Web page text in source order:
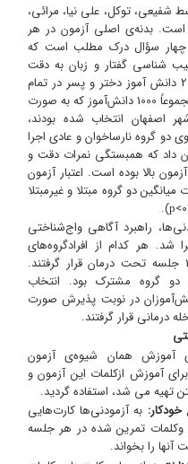
شفیعی، توکل، علی نیا، مرائی،
ساخته شده است. بدنه‌ی اصلی آزمون در هر
سؤال درک مطلب است که
شناسی گفتار و زبان به دقت
کنترل شده است. این آزمون بر روی 200 دانش آموز دختر و پسر در تمام
پایه های اول تا پنجم مقطع ابتدایی و مجموعاً 1000 دانش‌آموز که به صورت
اصفهان انتخاب شده بودند،
دو گروه نارساخوان و عادی اجرا
داد که همبستگی نمرات دقت و
بالا بوده است. اعتبار آزمون
77/0 است و تفاوت میانگین دو گروه مبتلا و غیرمبتلا
p
).
راهبرد آگاهی واج‌شناختی
هر کدام از افرادگروه‌های
آزمایش به صورت انفرادی به میزان 14 جلسه تحت درمان قرار گرفتند.
گروه مشترک بود. انتخاب
در نوبت پذیرش صورت
درمانی قرار گرفتند.
آموزش همان شیوه‌ی آزمون
فراهانی (2005) بود و برای آموزش ازکلمات این آزمون و
تهیه می شد، استفاده گردید.
به آزمودنی‌ها کارت‌هایی
تمرین شده در هر جلسه
را بخواند.